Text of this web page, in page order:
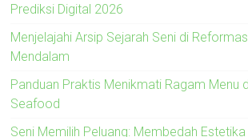
Prediksi Digital 2026
Menjelajahi Arsip Sejarah Seni di
Mendalam
Panduan Praktis Menikmati Ragam Menu
Seafood
Seni Memilih Peluang: Membedah